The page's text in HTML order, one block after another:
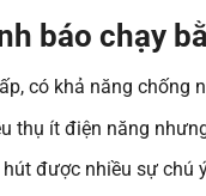
báo chạy
có khả năng chống
thụ ít điện năng
được nhiều sự chú